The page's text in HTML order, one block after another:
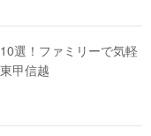
選！ファミリーで気軽
甲信越